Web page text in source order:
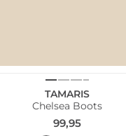
TAMARIS
Chelsea Boots
99,95